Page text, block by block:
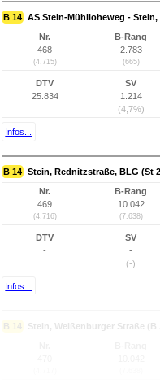
B 14 AS Stein-Mühlloheweg -
Nr.
468
(4.715)
B-Rang
2.783
(665)
DTV
25.834
SV
1.214
(4,7%)
Infos...
B 14 Stein, Rednitzstraße, BLG (St
Nr.
469
(4.716)
B-Rang
10.042
(7.638)
DTV
-
SV
-
(-)
Infos...
B 14 Stein, Weißenburger Straße